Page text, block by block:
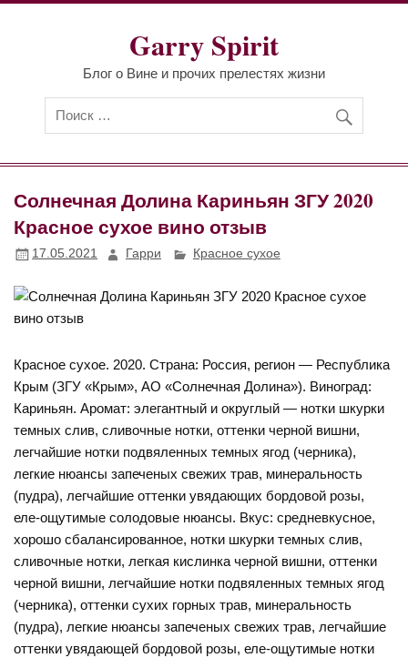
Перейти
Garry Spirit
Блог о Вине и прочих прелестях жизни
Солнечная Долина Кариньян ЗГУ 2020
Красное сухое вино отзыв
17.05.2021 Гарри Красное сухое
Красное сухое. 2020. Страна: Россия, регион — Республика
Крым (ЗГУ «Крым», АО «Солнечная Долина»). Виноград:
Кариньян. Аромат: элегантный и округлый — нотки шкурки
темных слив, сливочные нотки, оттенки черной вишни,
легчайшие нотки подвяленных темных ягод (черника),
легкие нюансы запеченых свежих трав, минеральность
(пудра), легчайшие оттенки увядающих бордовой розы,
еле-ощутимые солодовые нюансы. Вкус: средневкусное,
хорошо сбалансированное, нотки шкурки темных слив,
сливочные нотки, легкая кислинка черной вишни, оттенки
черной вишни, легчайшие нотки подвяленных темных ягод
(черника), оттенки сухих горных трав, минеральность
(пудра), легкие нюансы запеченых свежих трав, легчайшие
оттенки увядающей бордовой розы, еле-ощутимые нотки